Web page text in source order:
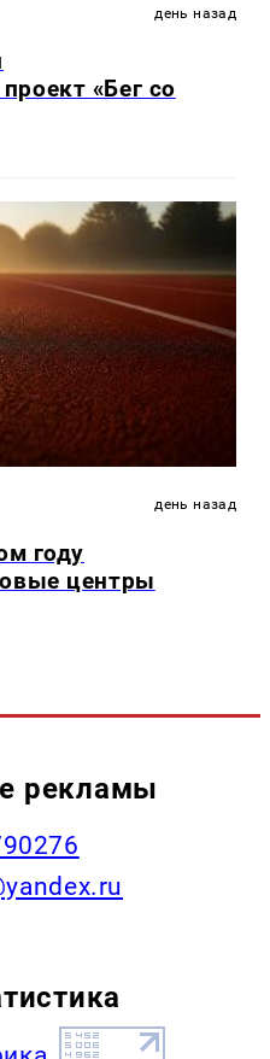
день назад
«Бег со
день назад
году
центры
рекламы